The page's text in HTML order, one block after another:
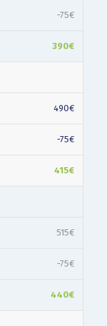
-75€
390€
490€
-75€
415€
515€
-75€
440€